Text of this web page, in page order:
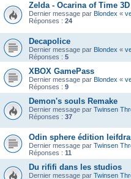
Zelda - Ocarina of Time 3D
Dernier message par Blondex «
Réponses : 24
Decapolice
Dernier message par Blondex «
Réponses : 5
XBOX GamePass
Dernier message par Blondex «
Réponses : 9
Demon's souls Remake
Dernier message par Twinsen
Réponses : 37
Odin sphere édition
Dernier message par Twinsen
Réponses : 11
Du rififi dans les studios
Dernier message par Twinsen